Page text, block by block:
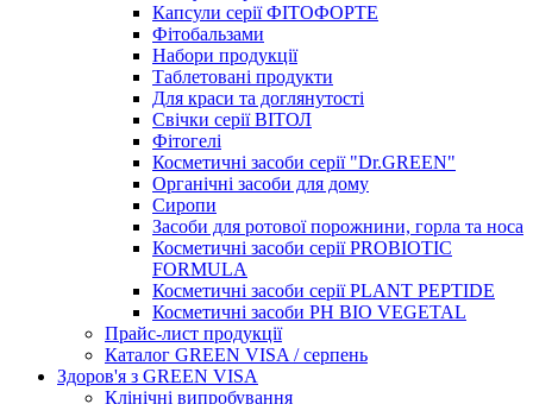
Капсули серії ФІТОФОРТЕ
Фітобальзами
Набори продукції
Таблетовані продукти
Для краси та доглянутості
Свічки серії ВІТОЛ
Фітогелі
Косметичні засоби серії "Dr.GREEN"
Органічні засоби для дому
Сиропи
Засоби для ротової порожнини, горла та носа
Косметичні засоби серії PROBIOTIC
FORMULA
Косметичні засоби серії PLANT PEPTIDE
Косметичні засоби PH BIO VEGETAL
Прайс-лист продукції
Каталог GREEN VISA / серпень
Здоров'я з GREEN VISA
Клінічні випробування